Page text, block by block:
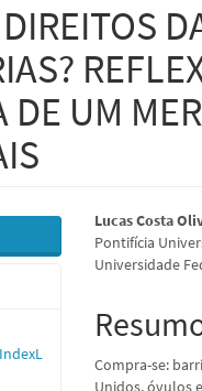
DE UM
do
Lucas Costa
Pontifícia
Universidade
Compra-se:
Unidos, óvulos